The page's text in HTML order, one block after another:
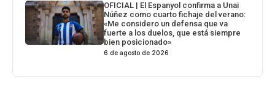
OFICIAL | El Espanyol confirma a Unai
Núñez como cuarto fichaje del verano:
«Me considero un defensa que va
fuerte a los duelos, que está siempre
bien posicionado»
6 de agosto de 2026